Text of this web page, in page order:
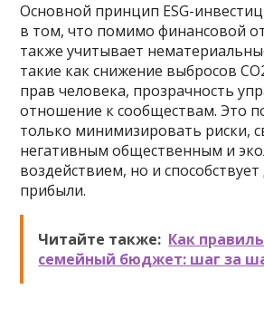
Основной принцип ESG-
в том, что помимо финансовой
также учитывает
такие как снижение выбросов
прав человека, прозрачность
отношение к сообществам. Это
только минимизировать риски,
негативным общественным и
воздействием, но и
прибыли.
Читайте также: Как
семейный бюджет: шаг за